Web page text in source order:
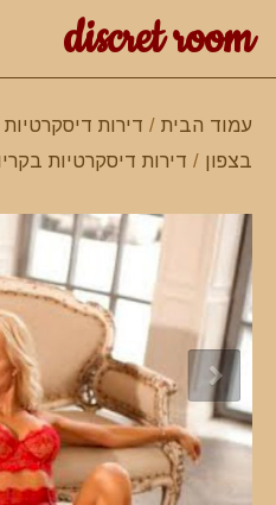
discret room
עמוד הבית / דירות דיסקרטיות
בצפון / דירות דיסקרטיות